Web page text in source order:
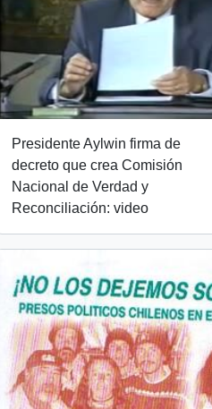
Presidente Aylwin firma de
decreto que crea Comisión
Nacional de Verdad y
Reconciliación: video